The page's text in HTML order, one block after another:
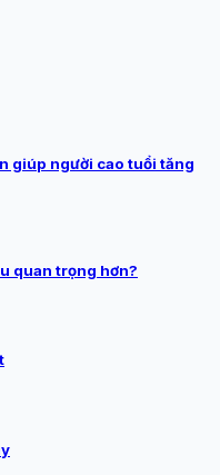
giúp người cao tuổi tăng
quan trọng hơn?